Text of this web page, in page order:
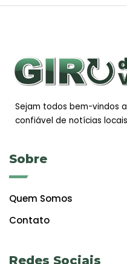
Sejam todos bem-vindos
confiável de notícias
Sobre
Quem Somos
Contato
Redes Sociais